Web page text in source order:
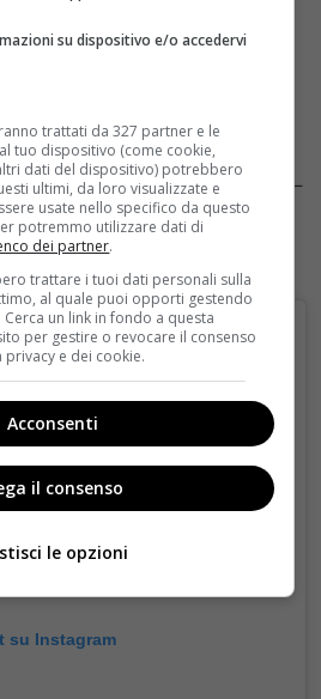
così amichevole perché il
come ‘nemiche’.
e Lara Martinelli
Nina Soldano e Chiara Conti
situazione è ormai divenuta
la suddetta Lara
alla vita della sua rivale
–
Blasting News.Ma nella realtà,
amiche– quasi sorelle – pronte
su Instagram
su dispositivo e/o accedervi
trattati da 327 partner e le
tuo dispositivo (come cookie,
dati del dispositivo) potrebbero
ultimi, da loro visualizzate e
usate nello specifico da questo
potremmo utilizzare dati di
dei partner.
trattare i tuoi dati personali sulla
al quale puoi opporti gestendo
un link in fondo a questa
per gestire o revocare il consenso
e dei cookie.
Acconsenti
il consenso
le opzioni